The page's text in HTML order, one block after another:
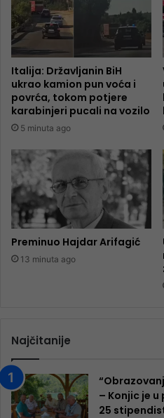
Italija: Državljanin BiH
ukrao kamion pun voća i
povrća, tokom potjere
karabinjeri pucali na vozilo
5 minuta ago
Preminuo Hajdar Arifagić
13 minuta ago
Najčitanije
– Konjic je
25